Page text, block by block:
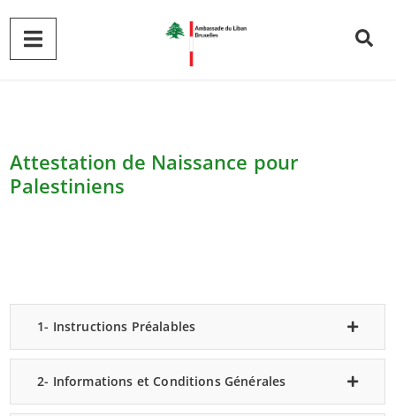
Attestation de Naissance pour
Palestiniens
1- Instructions Préalables
2- Informations et Conditions Générales